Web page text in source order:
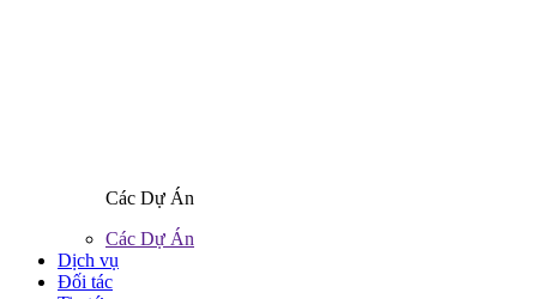
Các Dự Án
Các Dự Án
Dịch vụ
Đối tác